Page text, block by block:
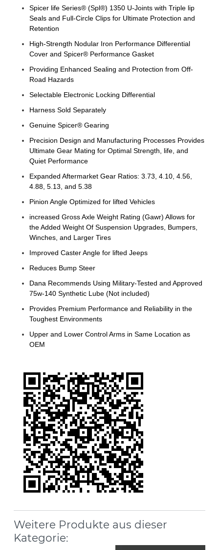
Spicer life Series® (Spl®) 1350 U-Joints with Triple lip
Seals and Full-Circle Clips for Ultimate Protection and
Retention
High-Strength Nodular Iron Performance Differential
Cover and Spicer® Performance Gasket
Providing Enhanced Sealing and Protection from Off-
Road Hazards
Selectable Electronic Locking Differential
Harness Sold Separately
Genuine Spicer® Gearing
Precision Design and Manufacturing Processes Provides
Ultimate Gear Mating for Optimal Strength, life, and
Quiet Performance
Expanded Aftermarket Gear Ratios: 3.73, 4.10, 4.56,
4.88, 5.13, and 5.38
Pinion Angle Optimized for lifted Vehicles
increased Gross Axle Weight Rating (Gawr) Allows for
the Added Weight Of Suspension Upgrades, Bumpers,
Winches, and Larger Tires
Improved Caster Angle for lifted Jeeps
Reduces Bump Steer
Dana Recommends Using Military-Tested and Approved
75w-140 Synthetic Lube (Not included)
Provides Premium Performance and Reliability in the
Toughest Environments
Upper and Lower Control Arms in Same Location as
OEM
Weitere Produkte aus dieser
Kategorie: